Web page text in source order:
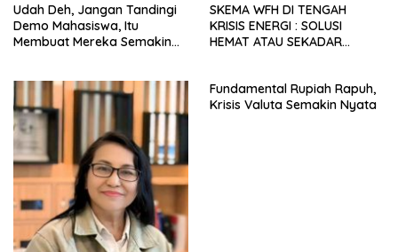
Udah Deh, Jangan Tandingi
Demo Mahasiswa, Itu
Membuat Mereka Semakin
SKEMA WFH DI TENGAH
KRISIS ENERGI : SOLUSI
HEMAT ATAU SEKADAR
Fundamental Rupiah Rapuh,
Krisis Valuta Semakin Nyata